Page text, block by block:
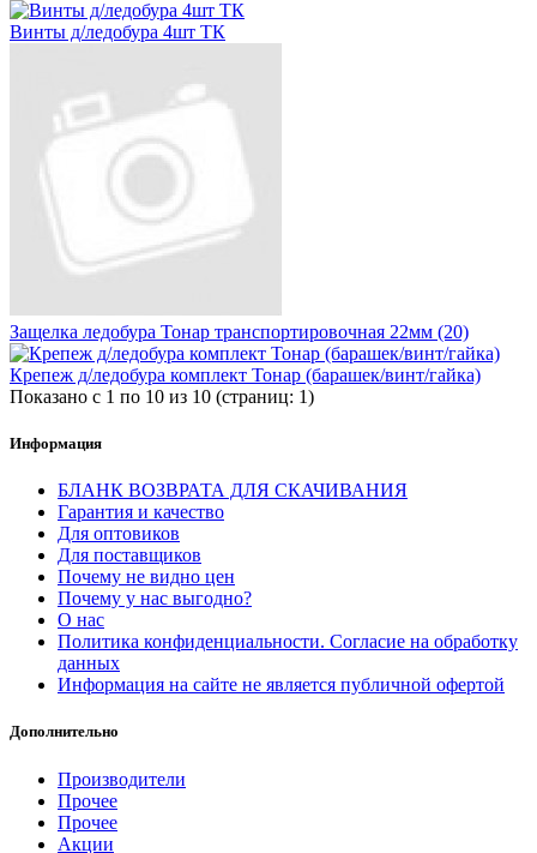
Винты д/ледобура 4шт ТК
Защелка ледобура Тонар транспортировочная 22мм (20)
Крепеж д/ледобура комплект Тонар (барашек/винт/гайка)
Показано с 1 по 10 из 10 (страниц: 1)
Информация
БЛАНК ВОЗВРАТА ДЛЯ СКАЧИВАНИЯ
Гарантия и качество
Для оптовиков
Для поставщиков
Почему не видно цен
Почему у нас выгодно?
О нас
Политика конфиденциальности. Согласие на обработку
данных
Информация на сайте не является публичной офертой
Дополнительно
Производители
Прочее
Прочее
Акции